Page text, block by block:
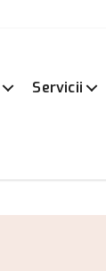
Servicii